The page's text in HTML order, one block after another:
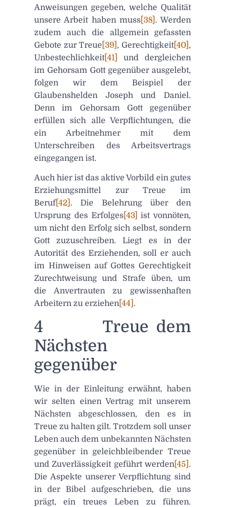
Anweisungen gegeben, welche Qualität
unsere Arbeit haben muss[38] . Werden
zudem auch die allgemein gefassten
Gebote zur Treue [39] , Gerechtigkeit[40] ,
Unbestechlichkeit[41]
und dergleichen
im Gehorsam Gott gegenüber ausgelebt,
folgen wir dem Beispiel der
Glaubenshelden Joseph und Daniel.
Denn im Gehorsam Gott gegenüber
erfüllen sich alle Verpflichtungen, die
ein Arbeitnehmer mit dem
Unterschreiben des Arbeitsvertrags
eingegangen ist.
Auch hier ist das aktive Vorbild ein gutes
Erziehungsmittel zur Treue im
Beruf[42] . Die Belehrung über den
Ursprung des Erfolges[43]
ist vonnöten,
um nicht den Erfolg sich selbst, sondern
Gott zuzuschreiben. Liegt es in der
Autorität des Erziehenden, soll er auch
im Hinweisen auf Gottes Gerechtigkeit
Zurechtweisung und Strafe üben, um
die Anvertrauten zu gewissenhaften
Arbeitern zu erziehen[44] .
4 Treue dem
Nächsten
gegenüber
Wie in der Einleitung erwähnt, haben
wir selten einen Vertrag mit unserem
Nächsten abgeschlossen, den es in
Treue zu halten gilt. Trotzdem soll unser
Leben auch dem unbekannten Nächsten
gegenüber in geleichbleibender Treue
und Zuverlässigkeit geführt werden [45] .
Die Aspekte unserer Verpflichtung sind
in der Bibel aufgeschrieben, die uns
prägt, ein treues Leben zu führen.